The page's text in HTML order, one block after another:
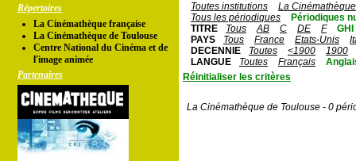
Répertoires
La Cinémathèque française
La Cinémathèque de Toulouse
Centre National du Cinéma et de
l'image animée
Partenaires
Toutes institutions
La
Tous les périodiques
Périodiques
TITRE
Tous AB C DE F
GHI
PAYS
Tous France Etats-Unis
DECENNIE
Toutes <1900
1900
LANGUE
Toutes Français
Réinitialiser les critères
La Cinémathèque de Toulouse - 0